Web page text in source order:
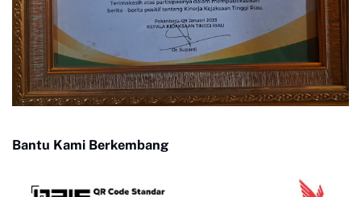
Bantu Kami Berkembang